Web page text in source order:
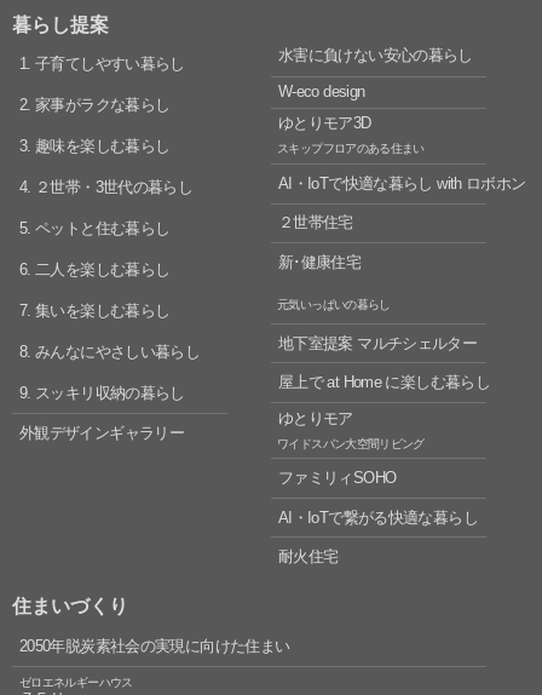
暮らし提案
1. 子育てしやすい暮らし
2. 家事がラクな暮らし
3. 趣味を楽しむ暮らし
4. ２世帯・3世代の暮らし
5. ペットと住む暮らし
6. 二人を楽しむ暮らし
7. 集いを楽しむ暮らし
8. みんなにやさしい暮らし
9. スッキリ収納の暮らし
外観デザインギャラリー
水害に負けない安心の暮らし
W-eco design
ゆとりモア3D
スキップフロアのある住まい
AI・IoTで快適な暮らしwith ロボホン
２世帯住宅
新･健康住宅
元気いっぱいの暮らし
地下室提案 マルチシェルター
屋上で at Home に楽しむ暮らし
ゆとりモア
ワイドスパン大空間リビング
ファミリィSOHO
AI・IoTで繋がる快適な暮らし
耐火住宅
住まいづくり
2050年脱炭素社会の実現に向けた住まい
ゼロエネルギーハウス